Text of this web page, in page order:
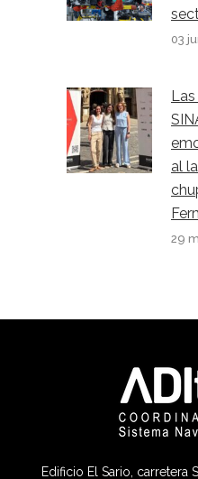
03
al
29
Edificio El Sario, carretera